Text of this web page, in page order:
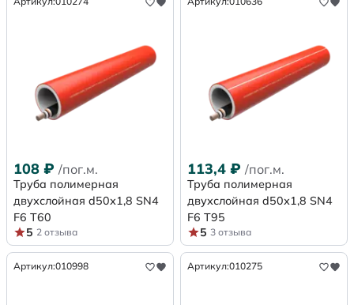
108 ₽ /пог.м.
Труба полимерная
двухслойная d50х1,8 SN4
F6 Т60
5 2 отзыва
113,4 ₽ /пог.м.
Труба полимерная
двухслойная d50х1,8 SN4
F6 Т95
5 3 отзыва
Артикул:010998 Артикул:010275